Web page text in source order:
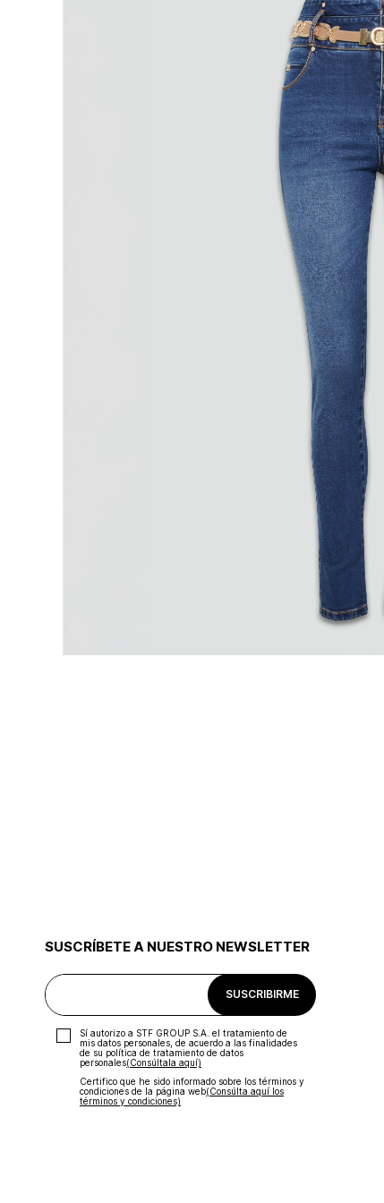
SUSCRÍBETE A NUESTRO NEWSLETTER
SUSCRIBIRME
Sí autorizo a STF GROUP S.A. el tratamiento de
mis datos personales, de acuerdo a las finalidades
de su política de tratamiento de datos
personales‎(Consúltala aquí)
Certifico que he sido informado sobre los términos y
condiciones de la página web‎(Consúlta aquí los
términos y condiciones)